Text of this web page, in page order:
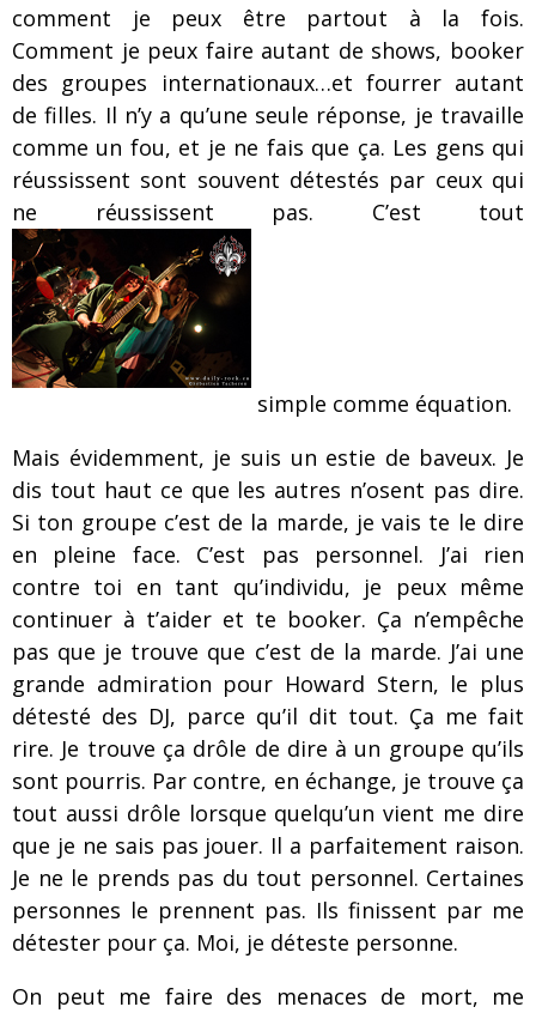
comment je peux être partout à la fois.
Comment je peux faire autant de shows, booker
des groupes internationaux…et fourrer autant
de filles. Il n’y a qu’une seule réponse, je travaille
comme un fou, et je ne fais que ça. Les gens qui
réussissent sont souvent détestés par ceux qui
ne réussissent pas. C’est tout
simple comme équation.
Mais évidemment, je suis un estie de baveux. Je
dis tout haut ce que les autres n’osent pas dire.
Si ton groupe c’est de la marde, je vais te le dire
en pleine face. C’est pas personnel. J’ai rien
contre toi en tant qu’individu, je peux même
continuer à t’aider et te booker. Ça n’empêche
pas que je trouve que c’est de la marde. J’ai une
grande admiration pour Howard Stern, le plus
détesté des DJ, parce qu’il dit tout. Ça me fait
rire. Je trouve ça drôle de dire à un groupe qu’ils
sont pourris. Par contre, en échange, je trouve ça
tout aussi drôle lorsque quelqu’un vient me dire
que je ne sais pas jouer. Il a parfaitement raison.
Je ne le prends pas du tout personnel. Certaines
personnes le prennent pas. Ils finissent par me
détester pour ça. Moi, je déteste personne.
On peut me faire des menaces de mort, me